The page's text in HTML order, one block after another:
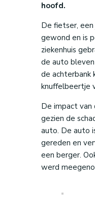
hoofd.
De fietser,
gewond en is
ziekenhuis
de auto
de achterbank
knuffelbeertje
De impact van
gezien de
auto. De auto
gereden en
een berger.
werd